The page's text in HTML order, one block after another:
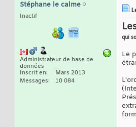
Stéphane le calme
Inactif
Administrateur de base de
données
Inscrit en
Mars 2013
Messages
10 084
qui
Le